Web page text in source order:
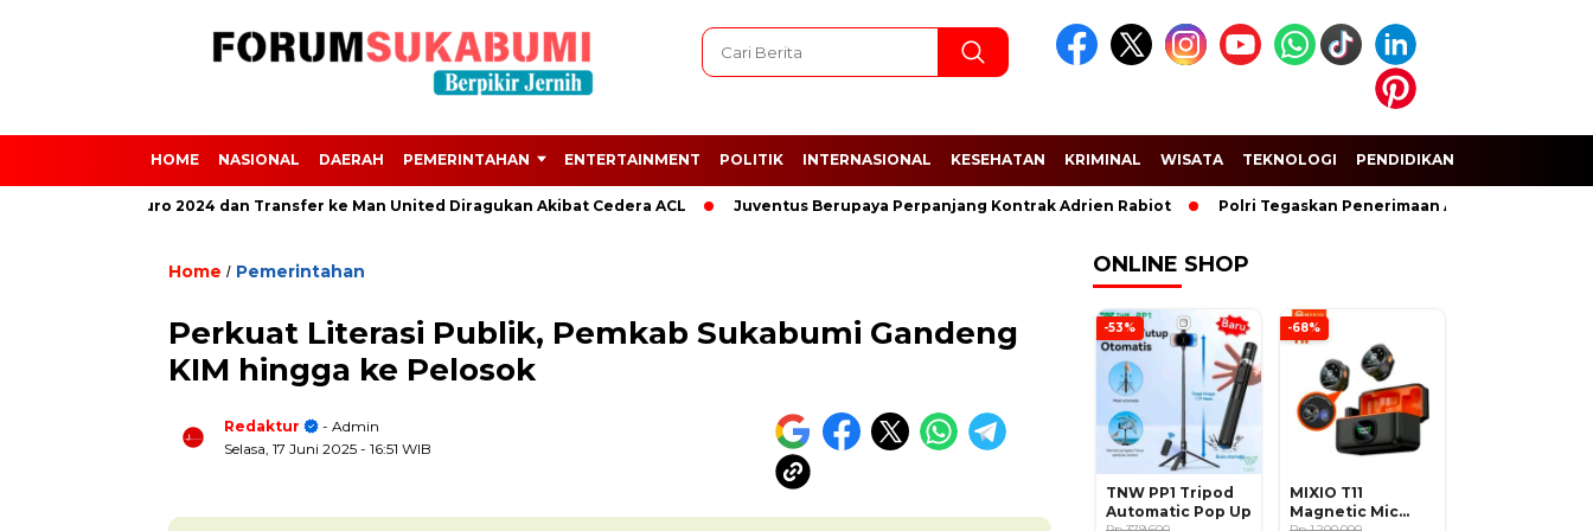
HOME NASIONAL DAERAH PEMERINTAHAN ENTERTAINMENT POLITIK INTERNASIONAL KESEHATAN KRIMINAL WISATA TEKNOLOGI PENDIDIKAN
dari Euro 2024 dan Transfer ke Man United Diragukan Akibat Cedera ACL Juventus Berupaya Perpanjang Kontrak Adrien Rabiot Polri Tegaskan Penerimaan Anggota dan Taruna
Home / Pemerintahan
Perkuat Literasi Publik, Pemkab Sukabumi Gandeng
KIM hingga ke Pelosok
Redaktur
- Admin
Selasa, 17 Juni 2025 - 16:51 WIB
ONLINE SHOP
-53%
TNW PP1 Tripod
Automatic Pop Up
-68%
MIXIO T11
Magnetic Mic